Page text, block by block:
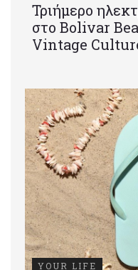
Τριήμερο
στο Bolivar
Vintage
YOUR LIFE